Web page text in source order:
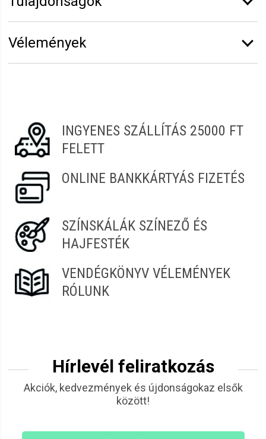
Kiszerelés:
Vélemények
INGYENES SZÁLLÍTÁS 25000 FT
FELETT
ONLINE BANKKÁRTYÁS FIZETÉS
SZÍNSKÁLÁK SZÍNEZŐ ÉS
HAJFESTÉK
VENDÉGKÖNYV VÉLEMÉNYEK
RÓLUNK
Hírlevél feliratkozás
Akciók, kedvezmények és újdonságokaz elsők
között!